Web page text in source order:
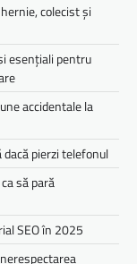
colecist și
esențiali pentru
accidentale la
pierzi telefonul
să pară
SEO în 2025